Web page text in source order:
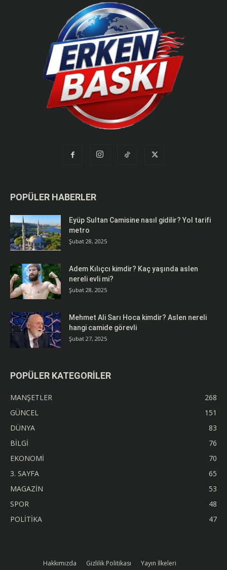
POPÜLER HABERLER
Eyüp Sultan Camisine nasıl gidilir? Yol tarifi
metro
Şubat 28, 2025
Adem Kılıçcı kimdir? Kaç yaşında aslen
nereli evli mi?
Şubat 28, 2025
Mehmet Ali Sarı Hoca kimdir? Aslen nereli
hangi camide görevli
Şubat 27, 2025
POPÜLER KATEGORİLER
MANŞETLER
268
GÜNCEL
151
DÜNYA
83
BİLGİ
76
EKONOMİ
70
3. SAYFA
65
MAGAZİN
53
SPOR
48
POLİTİKA
47
Hakkımızda Gizlilik Politikası
Yayın İlkeleri